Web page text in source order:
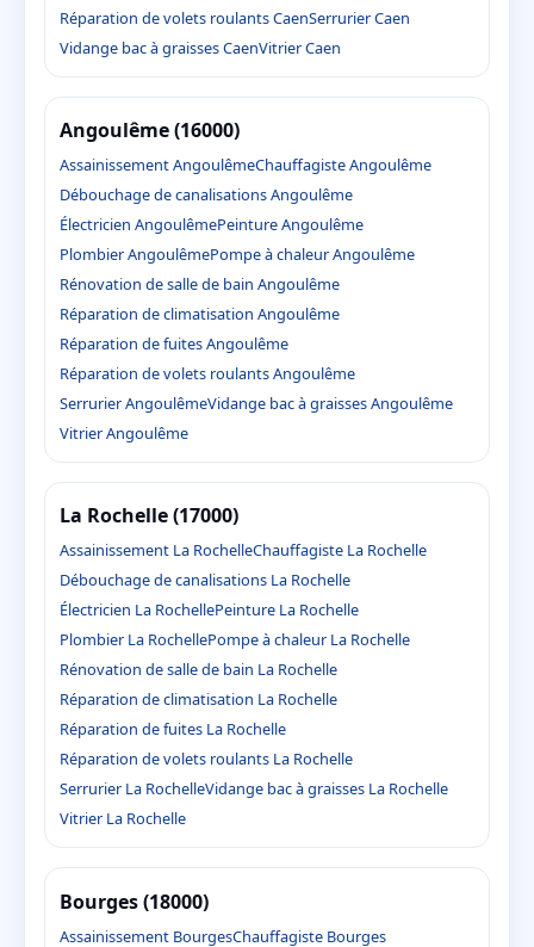
Réparation de volets roulants CaenSerrurier Caen
Vidange bac à graisses CaenVitrier Caen
Angoulême (16000)
Assainissement AngoulêmeChauffagiste Angoulême
Débouchage de canalisations Angoulême
Électricien AngoulêmePeinture Angoulême
Plombier AngoulêmePompe à chaleur Angoulême
Rénovation de salle de bain Angoulême
Réparation de climatisation Angoulême
Réparation de fuites Angoulême
Réparation de volets roulants Angoulême
Serrurier AngoulêmeVidange bac à graisses Angoulême
Vitrier Angoulême
La Rochelle (17000)
Assainissement La RochelleChauffagiste La Rochelle
Débouchage de canalisations La Rochelle
Électricien La RochellePeinture La Rochelle
Plombier La RochellePompe à chaleur La Rochelle
Rénovation de salle de bain La Rochelle
Réparation de climatisation La Rochelle
Réparation de fuites La Rochelle
Réparation de volets roulants La Rochelle
Serrurier La RochelleVidange bac à graisses La Rochelle
Vitrier La Rochelle
Bourges (18000)
Assainissement BourgesChauffagiste Bourges